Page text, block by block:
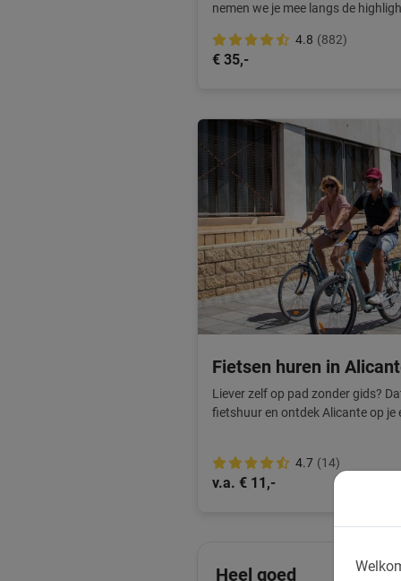
nemen we je mee langs de
4.8 (882)
€ 35,-
Fietsen huren in
Liever zelf op pad zonder gids?
fietshuur en ontdek Alicante op
4.7 (14)
v.a. € 11,-
Heel goed